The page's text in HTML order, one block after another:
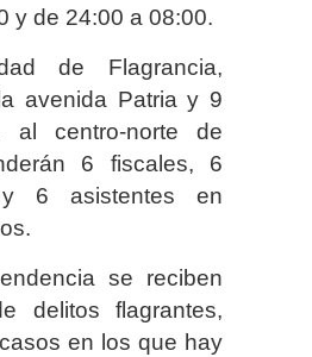
y de 24:00 a 08:00.
de Flagrancia,
avenida Patria y 9
al centro-norte de
6 fiscales, 6
y 6 asistentes en
se reciben
delitos flagrantes,
en los que hay